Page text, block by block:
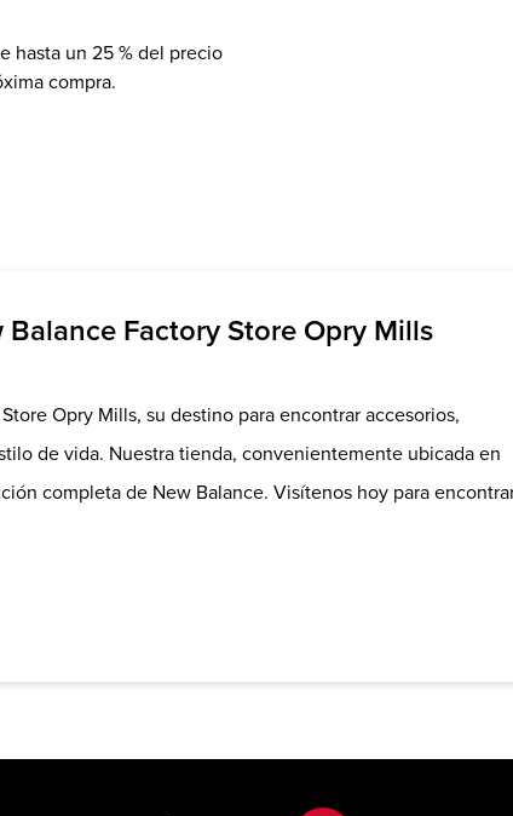
hasta un 25 % del precio
compra.
Factory Store Opry Mills
Opry Mills, su destino para encontrar accesorios,
de vida. Nuestra tienda, convenientemente ubicada en
completa de New Balance. Visítenos hoy para